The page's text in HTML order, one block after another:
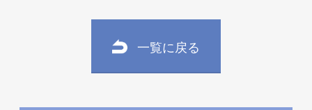
一覧に戻る